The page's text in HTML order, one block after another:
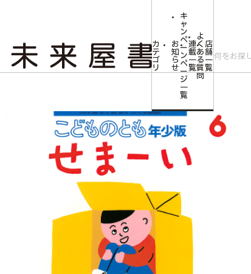
カ
テ
ゴ
リ
お
知
ら
せ
キ
ャ
ン
ペ
ー
ン
ペ
ー
ジ
一
覧
連
載
一
覧
よ
く
あ
る
質
問
店
舗
一
覧
<こどものとも年少版>せまーい